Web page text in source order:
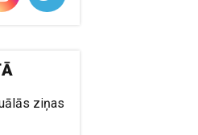
ziņas